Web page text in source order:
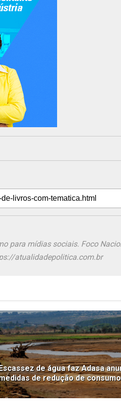
para mídias sociais. Foco
atualidadepolitica.com.br
de água faz Adasa
de redução de